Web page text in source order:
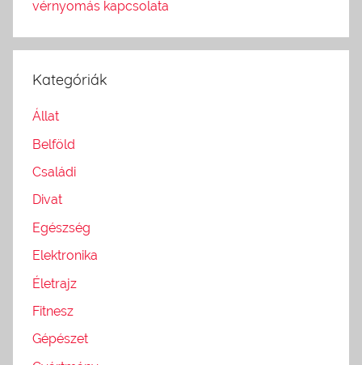
vérnyomás kapcsolata
Kategóriák
Állat
Belföld
Családi
Divat
Egészség
Elektronika
Életrajz
Fitnesz
Gépészet